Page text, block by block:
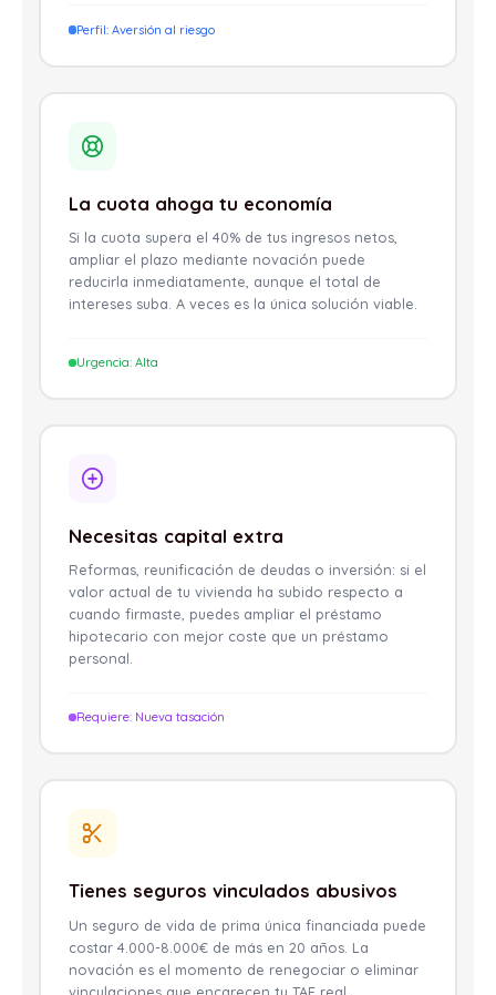
Perfil: Aversión al riesgo
La cuota ahoga tu economía
Si la cuota supera el 40% de tus ingresos netos,
ampliar el plazo mediante novación puede
reducirla inmediatamente, aunque el total de
intereses suba. A veces es la única solución viable.
Urgencia: Alta
Necesitas capital extra
Reformas, reunificación de deudas o inversión: si el
valor actual de tu vivienda ha subido respecto a
cuando firmaste, puedes ampliar el préstamo
hipotecario con mejor coste que un préstamo
personal.
Requiere: Nueva tasación
Tienes seguros vinculados abusivos
Un seguro de vida de prima única financiada puede
costar 4.000-8.000€ de más en 20 años. La
novación es el momento de renegociar o eliminar
vinculaciones que encarecen tu TAE real.